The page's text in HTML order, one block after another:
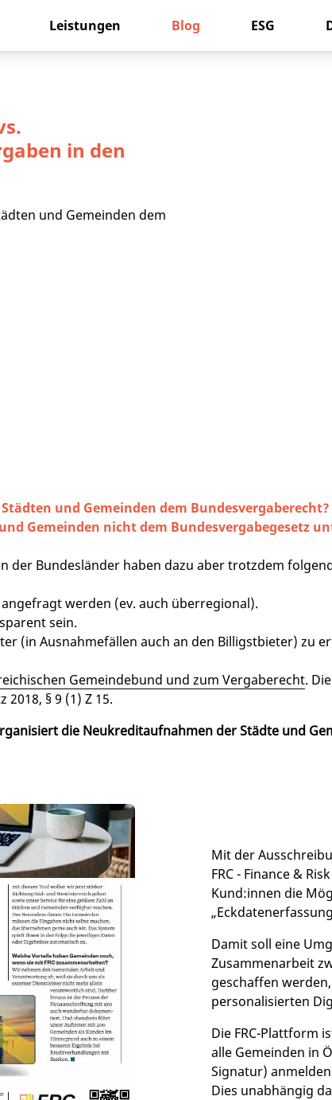
Leistungen Blog ESG
in den
und Gemeinden dem
und Gemeinden dem
Gemeinden nicht dem Bundesvergabegesetz
der Bundesländer haben dazu aber trotzdem
werden (ev. auch überregional).
sein.
(in Ausnahmefällen auch an den Billigstbieter) zu
Gemeindebund und zum Vergaberecht.
§ 9 (1) Z 15.
die Neukreditaufnahmen der Städte und
Mit der
FRC - Finance &
Kund:innen die
Damit soll eine
Zusammenarbeit
geschaffen
personalisierten
Die FRC-Plattform
alle Gemeinden in
Signatur)
Dies unabhängig